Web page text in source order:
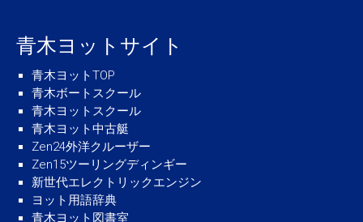
青木ヨットサイト
青木ヨットTOP
青木ボートスクール
青木ヨットスクール
青木ヨット中古艇
Zen24外洋クルーザー
Zen15ツーリングディンギー
新世代エレクトリックエンジン
ヨット用語辞典
青木ヨット図書室